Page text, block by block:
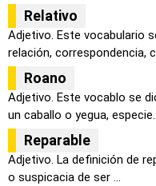
Relativo
Adjetivo. Este vocabulario
relación, correspondencia,
Roano
Adjetivo. Este vocablo se
un caballo o yegua,
Reparable
Adjetivo. La definición de
o suspicacia de ser ...